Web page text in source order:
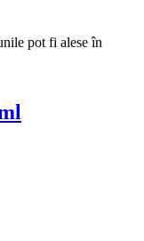
pot fi alese în